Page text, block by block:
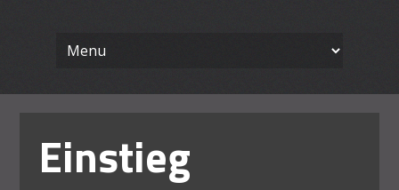
Arbeiten
Einstieg